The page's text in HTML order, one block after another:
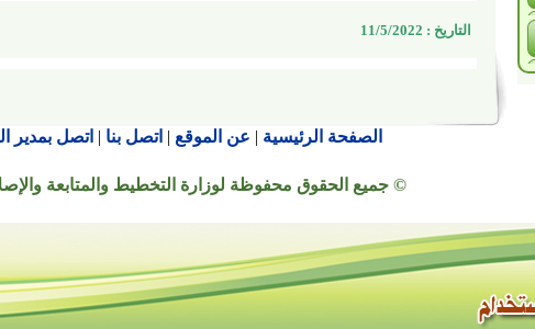
التاريخ : 11/5/2022
الصفحة الرئيسية | عن الموقع | اتصل بنا | اتصل بمدير
© جميع الحقوق محفوظة لوزارة التخطيط والمتابعة